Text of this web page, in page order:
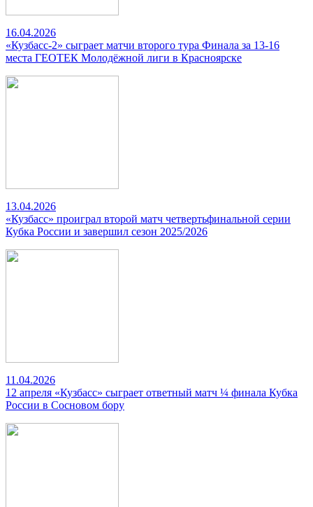
16.04.2026
«Кузбасс-2» сыграет матчи второго тура Финала за 13-16
места ГЕОТЕК Молодёжной лиги в Красноярске
13.04.2026
«Кузбасс» проиграл второй матч четвертьфинальной серии
Кубка России и завершил сезон 2025/2026
11.04.2026
12 апреля «Кузбасс» сыграет ответный матч ¼ финала Кубка
России в Сосновом бору